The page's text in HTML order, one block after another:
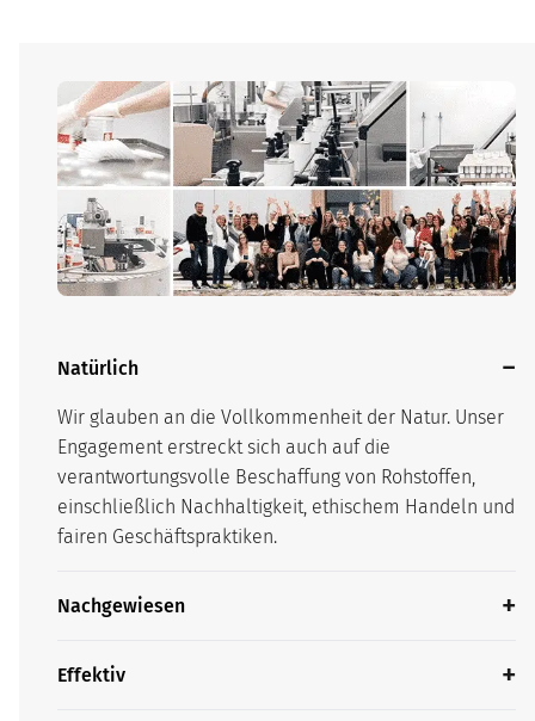
Natürlich
Wir glauben an die Vollkommenheit der Natur. Unser
Engagement erstreckt sich auch auf die
verantwortungsvolle Beschaffung von Rohstoffen,
einschließlich Nachhaltigkeit, ethischem Handeln und
fairen Geschäftspraktiken.
Nachgewiesen
Effektiv